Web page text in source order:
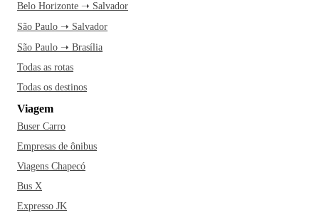
Belo Horizonte ➝ Salvador
São Paulo ➝ Salvador
São Paulo ➝ Brasília
Todas as rotas
Todas os destinos
Viagem
Buser Carro
Empresas de ônibus
Viagens Chapecó
Bus X
Expresso JK